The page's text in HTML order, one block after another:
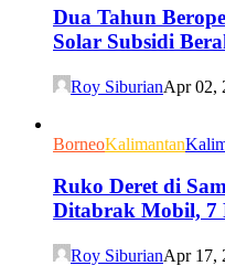
Dua Tahun
Solar Subsidi
Roy SiburianApr 02,
BorneoKalimantan
Ruko Deret di
Ditabrak Mobil, 7
Roy SiburianApr 17,